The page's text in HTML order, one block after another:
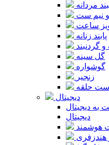
مردانه
نیم ست
ساعت
پابند زنانه
و گردنبند
گل سینه
گوشواره
زنجیر
ست حلقه
دیجیتال
به دیجیتال
دیجیتال
هوشمند